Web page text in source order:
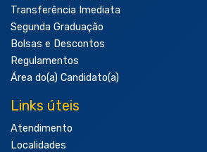
Transferência Imediata
Segunda Graduação
Bolsas e Descontos
Regulamentos
Área do(a) Candidato(a)
Links úteis
Atendimento
Localidades